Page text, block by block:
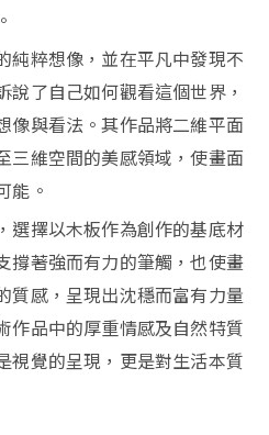
純粹想像，並在平凡中發現不
說了自己如何觀看這個世界，
像與看法。其作品將二維平面
三維空間的美感領域，使畫面
能。
選擇以木板作為創作的基底材
撐著強而有力的筆觸，也使畫
質感，呈現出沈穩而富有力量
作品中的厚重情感及自然特質
視覺的呈現，更是對生活本質